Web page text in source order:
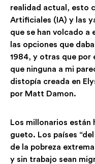
realidad actual, esto
Artificiales (IA) y las
que se han volcado a
las opciones que
1984, y otras que por
que ninguna a mi
distopía creada en
por Matt Damon.
Los millonarios están
gueto. Los países
de la pobreza
y sin trabajo sean